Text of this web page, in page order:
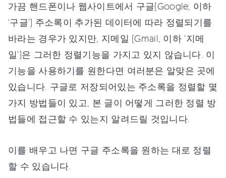
가끔 핸드폰이나 웹사이트에서 구글(Google, 이하
‘구글’) 주소록이 추가된 데이터에 따라 정렬되기를
바라는 경우가 있지만, 지메일 (Gmail, 이하 ‘지메
일’)은 그러한 정렬기능을 가지고 있지 않습니다. 이
기능을 사용하기를 원한다면 여러분은 알맞은 곳에
있습니다. 구글로 저장되어있는 주소록을 정렬할 몇
가지 방법들이 있고, 본 글이 어떻게 그러한 정렬 방
법들에 접근할 수 있는지 알려드릴 것입니다.
이를 배우고 나면 구글 주소록을 원하는 대로 정렬
할 수 있습니다.